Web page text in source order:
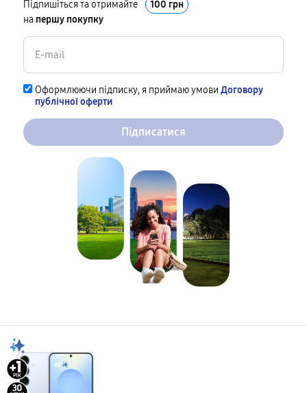
Підпишіться та отримайте
100 грн
на першу покупку
Оформлюючи підписку, я приймаю умови Договору
публічної оферти
Підписатися